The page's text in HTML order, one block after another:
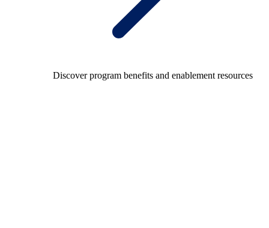
Discover program benefits and enablement resources